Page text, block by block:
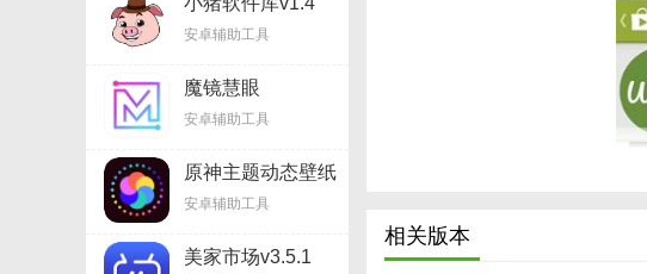
安卓辅助工具
魔镜慧眼
v2.6.25.1215
安卓辅助工具
原神主题动态壁纸
v3.14
安卓辅助工具
美家市场v3.5.1
相关版本